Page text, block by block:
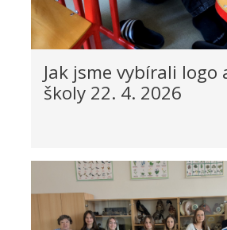
Jak jsme vybírali logo
školy 22. 4. 2026